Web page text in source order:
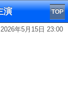
演 TOP
2026年5月15日 23:00